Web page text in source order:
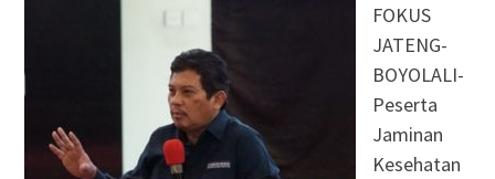
FOKUS
JATENG-
BOYOLALI-
Peserta
Jaminan
Kesehatan